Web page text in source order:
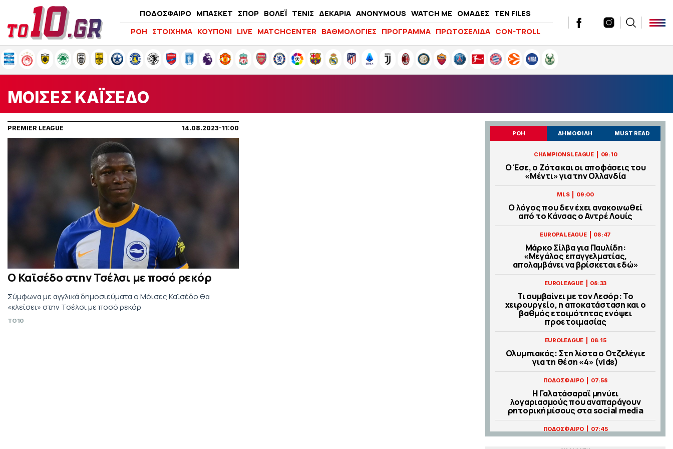
ΠΟΔΟΣΦΑΙΡΟ ΜΠΑΣΚΕΤ ΣΠΟΡ ΒΟΛΕΪ ΤΕΝΙΣ ΔΕΚΑΡΙΑ ANONYMOUS WATCH ME ΟΜΑΔΕΣ TEN FILES
LIFEWITNESS
ΡΟΗ ΣΤΟΙΧΗΜΑ ΚΟΥΠΟΝΙ LIVE MATCHCENTER ΒΑΘΜΟΛΟΓΙΕΣ ΠΡΟΓΡΑΜΜΑ ΠΡΩΤΟΣΕΛΙΔΑ CON-TROLL
ΜΟΙΣΕΣ ΚΑΪΣΕΔΟ
PREMIER LEAGUE 14.08.2023-11:00
Ο Καϊσέδο στην Τσέλσι με ποσό ρεκόρ
Σύμφωνα με αγγλικά δημοσιεύματα ο Μόισες Καϊσέδο θα
«κλείσει» στην Τσέλσι με ποσό ρεκόρ
TO10
ΡΟΗ ΔΗΜΟΦΙΛΗ MUST READ
CHAMPIONS LEAGUE 09:10
Ο Έσε, ο Ζότα και οι αποφάσεις του
«Μέντι» για την Ολλανδία
MLS 09:00
Ο λόγος που δεν έχει ανακοινωθεί
από το Κάνσας ο Αντρέ Λουίς
EUROPA LEAGUE 08:47
Μάρκο Σίλβα για Παυλίδη:
«Μεγάλος επαγγελματίας,
απολαμβάνει να βρίσκεται εδώ»
EUROLEAGUE 08:33
Τι συμβαίνει με τον Λεσόρ: Το
χειρουργείο, η αποκατάσταση και ο
βαθμός ετοιμότητας ενόψει
προετοιμασίας
EUROLEAGUE 08:15
Ολυμπιακός: Στη λίστα ο Οτζελέγιε
για τη θέση «4» (vids)
ΠΟΔΟΣΦΑΙΡΟ 07:58
Η Γαλατάσαραϊ μηνύει
λογαριασμούς που αναπαράγουν
ρητορική μίσους στα social media
ΠΟΔΟΣΦΑΙΡΟ 07:45